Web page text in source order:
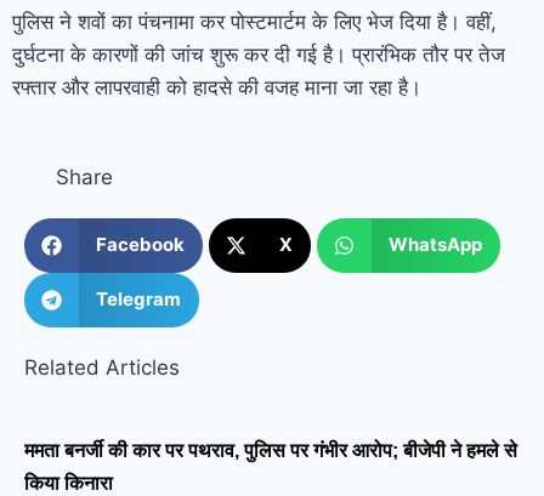
पुलिस ने शवों का पंचनामा कर पोस्टमार्टम के लिए भेज दिया है। वहीं,
दुर्घटना के कारणों की जांच शुरू कर दी गई है। प्रारंभिक तौर पर तेज
रफ्तार और लापरवाही को हादसे की वजह माना जा रहा है।
Share
Facebook X WhatsApp
Telegram
Related Articles
ममता बनर्जी की कार पर पथराव, पुलिस पर गंभीर आरोप; बीजेपी ने हमले से
किया किनारा